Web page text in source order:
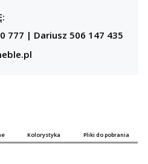
777 | Dariusz 506 147 435
Kolorystyka Pliki do pobrania